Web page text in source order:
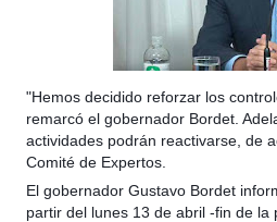
"Hemos decidido reforzar los
remarcó el gobernador Bordet.
actividades podrán reactivarse, de
Comité de Expertos.
El gobernador Gustavo Bordet
partir del lunes 13 de abril -fin de la